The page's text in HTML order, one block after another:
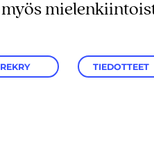
REKRY TIEDOTTEET